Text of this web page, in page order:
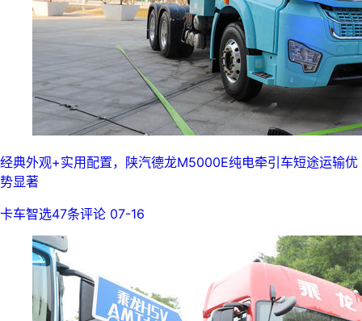
经典外观+实用配置，陕汽德龙M5000E纯电牵引车短途运输优
势显著
卡车智选47条评论 07-16